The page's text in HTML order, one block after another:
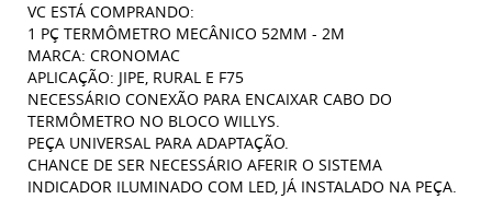
VC ESTÁ COMPRANDO:
1 PÇ TERMÔMETRO MECÂNICO 52MM - 2M
MARCA: CRONOMAC
APLICAÇÃO: JIPE, RURAL E F75
NECESSÁRIO CONEXÃO PARA ENCAIXAR CABO DO
TERMÔMETRO NO BLOCO WILLYS.
PEÇA UNIVERSAL PARA ADAPTAÇÃO.
CHANCE DE SER NECESSÁRIO AFERIR O SISTEMA
INDICADOR ILUMINADO COM LED, JÁ INSTALADO NA PEÇA.